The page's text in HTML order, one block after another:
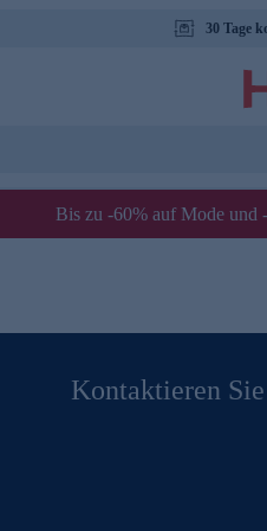
30 Tage
Bis zu -60% auf Mode und
Kontaktieren